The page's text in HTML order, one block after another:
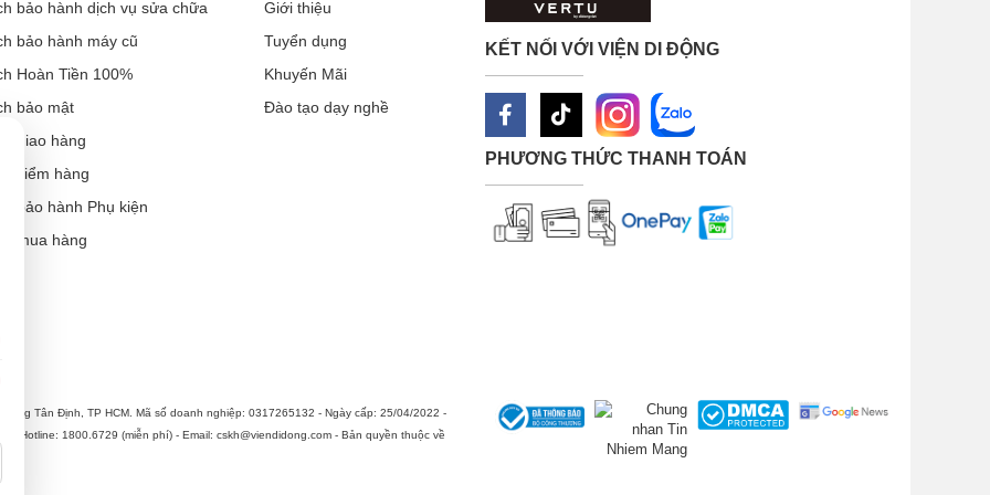
tận tâm vì khách hàng.
tuyệt vời, khi giải trí, làm việc đều tốt. Do đó, nếu pin tai nghe bị
Di Động, cùng với sự chuyên nghiệp, đội ngũ kỹ thuật cao cùng
Pro tốt nhất. Hãy để Viện Di Động được phục vụ bạn.
bảo hành dịch vụ sửa chữa
bảo hành máy cũ
Hoàn Tiền 100%
bảo mật
giao hàng
kiểm hàng
bảo hành Phụ kiện
mua hàng
Giới thiệu
Tuyển dụng
Khuyến Mãi
Đào tạo dạy nghề
KẾT NỐI VỚI VIỆN DI ĐỘNG
PHƯƠNG THỨC THANH TOÁN
Tân Định, TP HCM. Mã số doanh nghiệp: 0317265132 - Ngày cấp: 25/04/2022 -
Hotline: 1800.6729 (miễn phí) - Email: cskh@viendidong.com - Bản quyền thuộc về